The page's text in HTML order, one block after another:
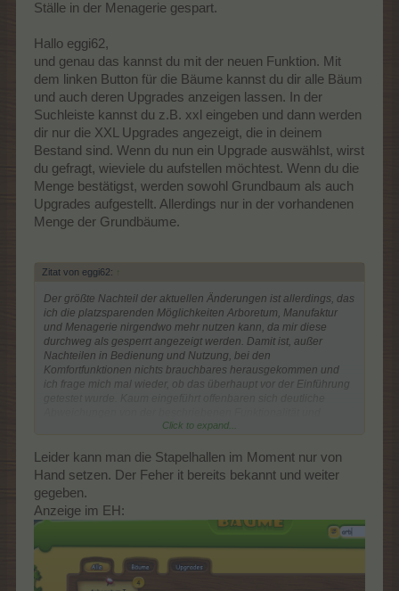
Ställe in der Menagerie gespart.
Hallo eggi62,
und genau das kannst du mit der neuen Funktion. Mit
dem linken Button für die Bäume kannst du dir alle Bäum
und auch deren Upgrades anzeigen lassen. In der
Suchleiste kannst du z.B. xxl eingeben und dann werden
dir nur die XXL Upgrades angezeigt, die in deinem
Bestand sind. Wenn du nun ein Upgrade auswählst, wirst
du gefragt, wieviele du aufstellen möchtest. Wenn du die
Menge bestätigst, werden sowohl Grundbaum als auch
Upgrades aufgestellt. Allerdings nur in der vorhandenen
Menge der Grundbäume.
Zitat von eggi62: ↑
Der größte Nachteil der aktuellen Änderungen ist allerdings, das
ich die platzsparenden Möglichkeiten Arboretum, Manufaktur
und Menagerie nirgendwo mehr nutzen kann, da mir diese
durchweg als gesperrt angezeigt werden. Damit ist, außer
Nachteilen in Bedienung und Nutzung, bei den
Komfortfunktionen nichts brauchbares herausgekommen und
ich frage mich mal wieder, ob das überhaupt vor der Einführung
keinerlei Vorteile bei der Nutzung vorhandener Upgrades. Das
Viele Grüße
ID 8750942
Click to expand...
Leider kann man die Stapelhallen im Moment nur von
Hand setzen. Der Feher it bereits bekannt und weiter
gegeben.
Anzeige im EH: